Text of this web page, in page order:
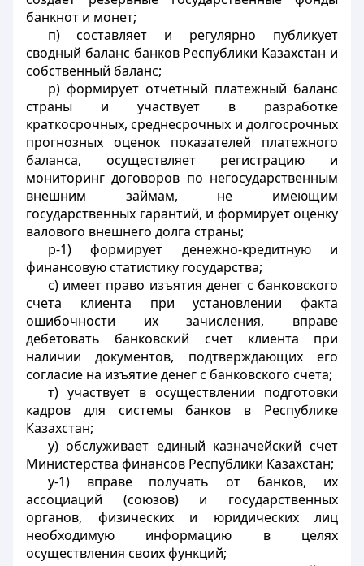
банкнот и монет;
п) составляет и регулярно публикует
сводный баланс банков Республики Казахстан и
собственный баланс;
р) формирует отчетный платежный баланс
страны и участвует в разработке
краткосрочных, среднесрочных и долгосрочных
прогнозных оценок показателей платежного
баланса, осуществляет регистрацию и
мониторинг договоров по негосударственным
внешним займам, не имеющим
государственных гарантий, и формирует оценку
валового внешнего долга страны;
р-1) формирует денежно-кредитную и
финансовую статистику государства;
с) имеет право изъятия денег с банковского
счета клиента при установлении факта
ошибочности их зачисления, вправе
дебетовать банковский счет клиента при
наличии документов, подтверждающих его
согласие на изъятие денег с банковского счета;
т) участвует в осуществлении подготовки
кадров для системы банков в Республике
Казахстан;
у) обслуживает единый казначейский счет
Министерства финансов Республики Казахстан;
у-1) вправе получать от банков, их
ассоциаций (союзов) и государственных
органов, физических и юридических лиц
необходимую информацию в целях
осуществления своих функций;